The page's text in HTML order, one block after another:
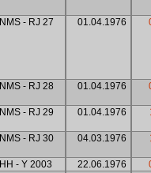
NMS - RJ 27 01.04.1976
NMS - RJ 28 01.04.1976
NMS - RJ 29 01.04.1976
NMS - RJ 30 04.03.1976
HH - Y 2003 22.06.1976